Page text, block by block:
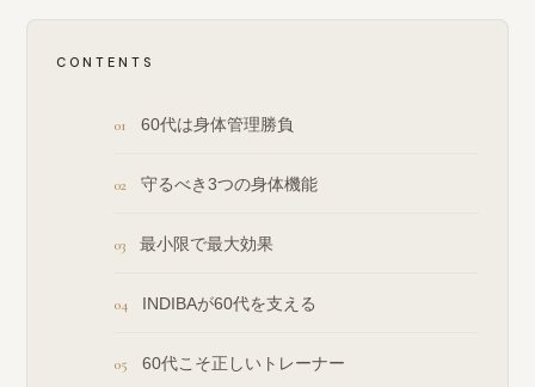
CONTENTS
60代は身体管理勝負
守るべき3つの身体機能
最小限で最大効果
INDIBAが60代を支える
60代こそ正しいトレーナー